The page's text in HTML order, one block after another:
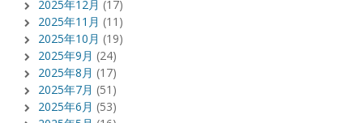
2025年12月 (17)
2025年11月 (11)
2025年10月 (19)
2025年9月 (24)
2025年8月 (17)
2025年7月 (51)
2025年6月 (53)